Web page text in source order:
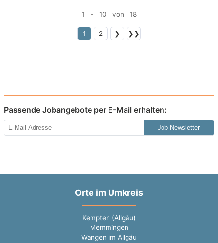
1 - 10 von 18
1 2 ❯ ❯❯
Passende Jobangebote per E-Mail erhalten:
Job Newsletter
Orte im Umkreis
Kempten (Allgäu)
Memmingen
Wangen im Allgäu